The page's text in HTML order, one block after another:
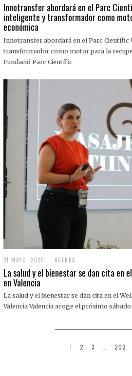
M
A
Y
,
0
2
Innotransfer abordará en el Parc
inteligente y transformador como
económica
Innotransfer abordará en el Parc Científic
transformador como motor para la
Fundació Parc Científic
21 MAYO, 2025
1
M
O
,
AGENDA
La salud y el bienestar se dan cita en
en Valencia
La salud y el bienestar se dan cita en el
Valencia Valencia acoge el próximo sábado
1 2 3 202